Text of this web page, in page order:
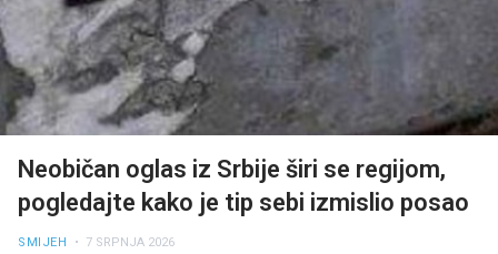
Neobičan oglas iz Srbije širi se regijom,
pogledajte kako je tip sebi izmislio posao
SMIJEH • 7 SRPNJA 2026